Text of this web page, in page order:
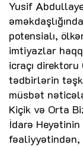
Yusif
potensialı,
imtiyazlar
icraçı
tədbirlərin
müsbət
Kiçik və Orta
İdarə
fəaliyyətindən,